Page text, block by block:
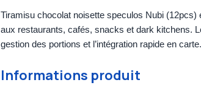
Tiramisu chocolat noisette speculos Nubi (12pcs)
aux restaurants, cafés, snacks et dark kitchens.
gestion des portions et l’intégration rapide en carte.
Informations produit